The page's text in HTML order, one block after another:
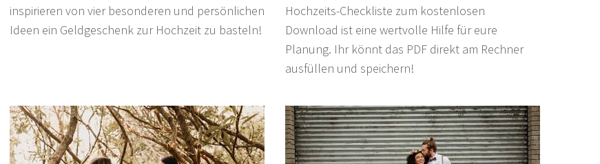
inspirieren von vier besonderen und persönlichen
Ideen ein Geldgeschenk zur Hochzeit zu basteln!
Hochzeits-Checkliste zum kostenlosen
Download ist eine wertvolle Hilfe für eure
Planung. Ihr könnt das PDF direkt am Rechner
ausfüllen und speichern!